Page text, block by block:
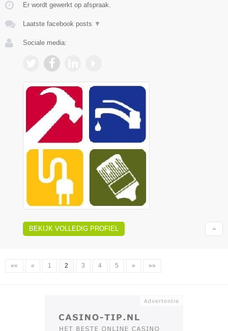
Er wordt gewerkt op afspraak.
Laatste facebook posts ▼
Sociale media:
BEKIJK VOLLEDIG PROFIEL
«« « 1 2 3 4 5 » »»